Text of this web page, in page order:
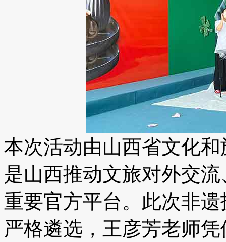
本次活动由山西省文化
是山西推动文旅对外交
重要官方平台。此次非
严格遴选，王彦芳老师